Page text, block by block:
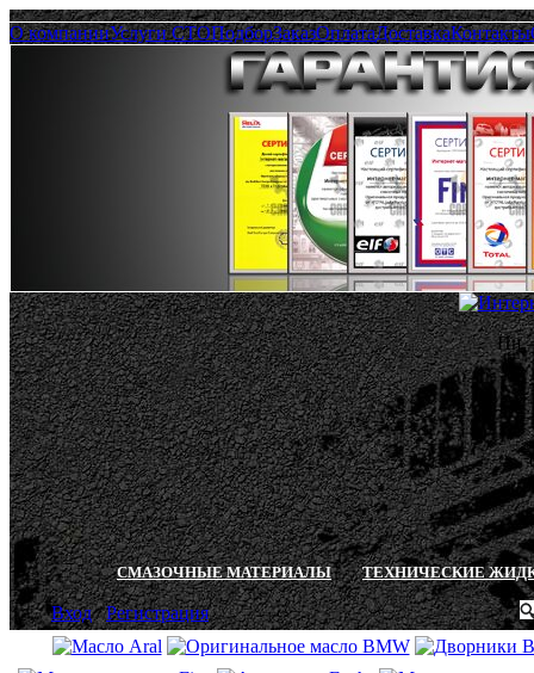
О компанииУслуги СТОПодборЗаказОплатаДоставкаКонтакты
СМАЗОЧНЫЕ МАТЕРИАЛЫ ТЕХНИЧЕСКИЕ
Вход/Регистрация